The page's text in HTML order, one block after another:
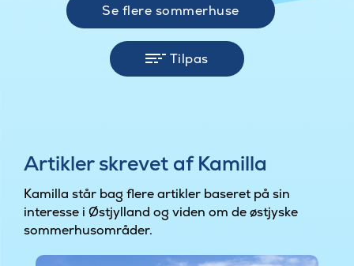
Se flere sommerhuse
Tilpas
Artikler skrevet af Kamilla
Kamilla står bag flere artikler baseret på sin
interesse i Østjylland og viden om de østjyske
sommerhusområder.